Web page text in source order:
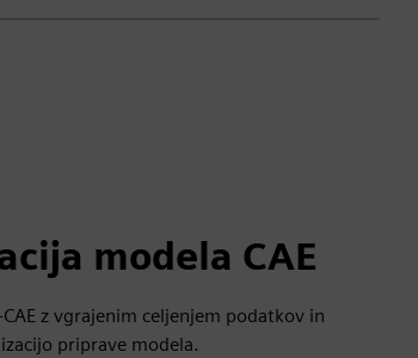
modela CAE
z vgrajenim celjenjem podatkov in
priprave modela.